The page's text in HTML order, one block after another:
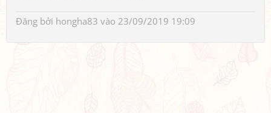
Đăng bởi hongha83 vào 23/09/2019 19:09